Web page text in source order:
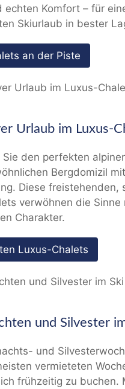
echten Komfort – für
Skiurlaub in bester
an der Piste
Urlaub im Luxus-
Sie den perfekten
Bergdomizil
Diese freistehenden,
verwöhnen die Sinne
Charakter.
Luxus-Chalets
und Silvester
und
vermieteten
frühzeitig zu buchen.